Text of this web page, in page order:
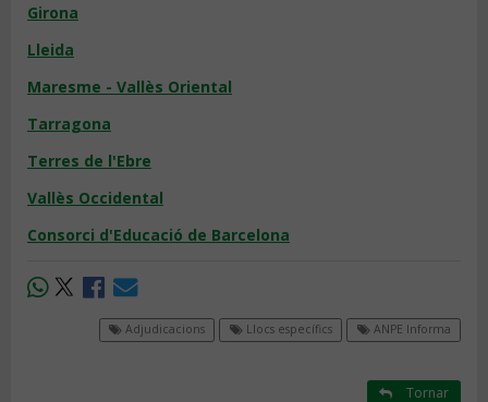
Girona
Lleida
Maresme - Vallès Oriental
Tarragona
Terres de l'Ebre
Vallès Occidental
Consorci d'Educació de Barcelona
Adjudicacions Llocs específics ANPE Informa
Tornar